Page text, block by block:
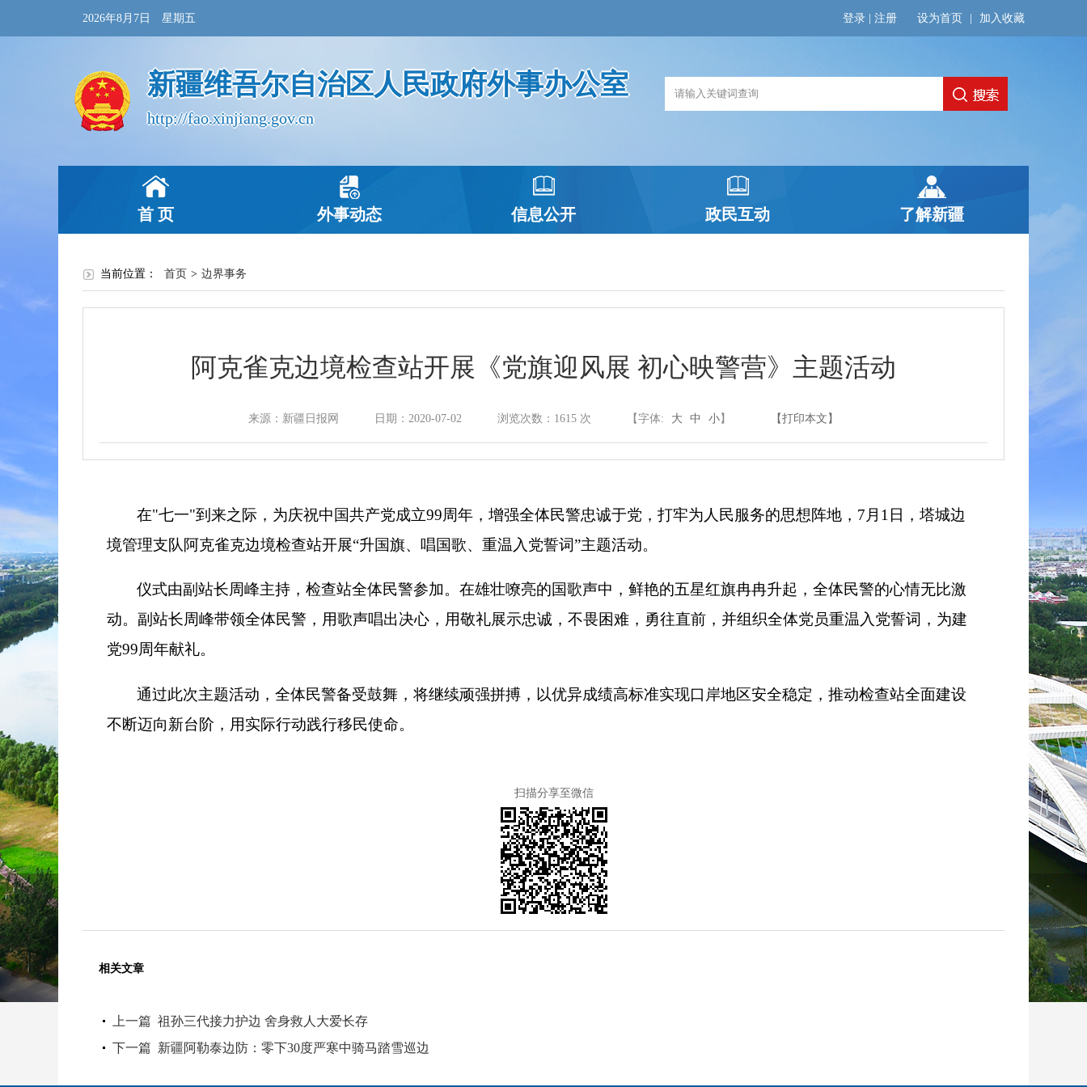
2026年8月7日 星期五 设为首页 加入收藏
登录 注册
新疆维吾尔自治区人民政府外事办公室
http://fao.xinjiang.gov.cn
首 页 外事动态 信息公开
政府信息公开指南
政府信息公开制度
法定主动公开内容
依申请公开
政府信息公开年报
政民互动 了解新疆
当前位置： 首页 > 边界事务
阿克雀克边境检查站开展《党旗迎风展 初心映警营》主题活动
来源：新疆日报网 日期：2020-07-02 浏览次数： 1615 次 【字体: 大 中 小 】 【打印本文】
在"七一"到来之际，为庆祝中国共产党成立99周年，增强全体民警忠诚于党，打牢为人民服务的思想阵地，7月1日，塔城边
境管理支队阿克雀克边境检查站开展“升国旗、唱国歌、重温入党誓词”主题活动。
仪式由副站长周峰主持，检查站全体民警参加。在雄壮嘹亮的国歌声中，鲜艳的五星红旗冉冉升起，全体民警的心情无比激
动。副站长周峰带领全体民警，用歌声唱出决心，用敬礼展示忠诚，不畏困难，勇往直前，并组织全体党员重温入党誓词，为建
党99周年献礼。
通过此次主题活动，全体民警备受鼓舞，将继续顽强拼搏，以优异成绩高标准实现口岸地区安全稳定，推动检查站全面建设
不断迈向新台阶，用实际行动践行移民使命。
扫描分享至微信
相关文章
上一篇 祖孙三代接力护边 舍身救人大爱长存
下一篇 新疆阿勒泰边防：零下30度严寒中骑马踏雪巡边